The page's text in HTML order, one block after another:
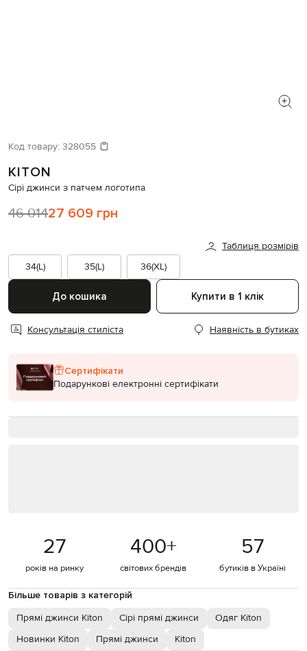
Код товару: 328055
KITON
Сірі джинси з патчем логотипа
46 01427 609 грн
Таблиця розмірів
34(L)
35(L) 36(XL)
До кошика Купити в 1 клік
Консультація стиліста Наявність в бутиках
Сертифікати
Подарункові електронні сертифікати
27
років на ринку
400+
світових брендів
57
бутиків в Україні
Більше товарів з категорій
Прямі джинси Kiton Сірі прямі джинси
Одяг Kiton
Новинки Kiton
Прямі джинси Kiton